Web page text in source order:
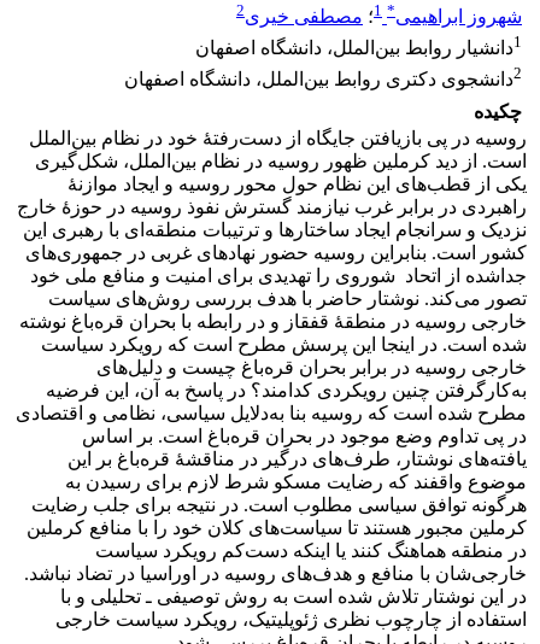
شهروز ابراهیمی*
1؛ مصطفی خیری2
1دانشیار روابط بین‌الملل، دانشگاه اصفهان
2دانشجوی دکتری روابط بین‌الملل، دانشگاه اصفهان
چکیده
روسیه در پی بازیافتن جایگاه از دست‌رفتۀ خود در نظام بین‌الملل
است. از دید کرملین ظهور روسیه در نظام بین‌الملل، شکل‌گیری
یکی از قطب‌های این نظام حول محور روسیه و ایجاد موازنۀ
راهبردی در برابر غرب نیازمند گسترش نفوذ روسیه در حوزۀ خارج
نزدیک و سرانجام ایجاد ساختارها و ترتیبات منطقه‌ای با رهبری این
کشور است. بنابراین روسیه حضور نهادهای غربی در جمهوری‌های
جداشده از اتحاد شوروی را تهدیدی برای امنیت و منافع ملی خود
تصور می‌کند. نوشتار حاضر با هدف بررسی روش‌های سیاست
خارجی روسیه در منطقۀ قفقاز و در رابطه با بحران قره‌باغ نوشته
شده است. در اینجا این پرسش مطرح است که رویکرد سیاست
خارجی روسیه در برابر بحران قره‌باغ چیست و دلیل‌های
به‌کارگرفتن چنین رویکردی کدامند؟ در پاسخ به آن، این فرضیه
مطرح شده است که روسیه بنا به‌دلایل سیاسی، نظامی و اقتصادی
در پی تداوم وضع موجود در بحران قره‌باغ است. بر اساس
یافته‌های نوشتار، طرف‌های درگیر در مناقشۀ قره‌باغ بر این
موضوع واقفند که رضایت مسکو شرط لازم برای رسیدن به
هرگونه توافق سیاسی مطلوب است. در نتیجه برای جلب رضایت
کرملین مجبور هستند تا سیاست‌های کلان خود را با منافع کرملین
در منطقه هماهنگ کنند یا اینکه دست‌کم رویکرد سیاست
خارجی‌شان با منافع و هدف‌های روسیه در اوراسیا در تضاد نباشد.
در این نوشتار تلاش شده است به روش توصیفی ـ تحلیلی و با
استفاده از چارچوب نظری ژئوپلیتیک، رویکرد سیاست خارجی